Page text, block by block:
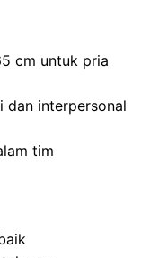
cm untuk pria
dan interpersonal
tim